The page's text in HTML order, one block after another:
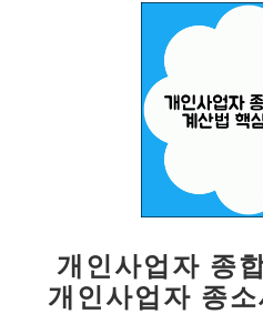
개인사업자 종
개인사업자 종